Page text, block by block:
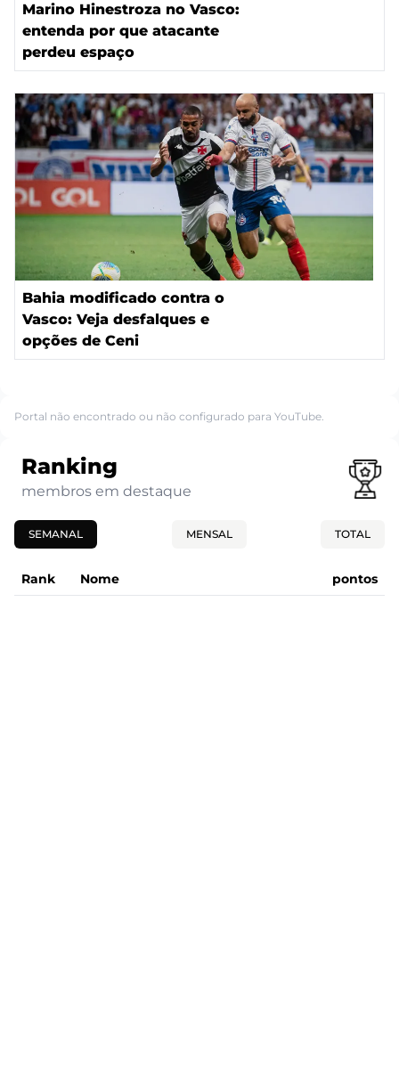
Marino Hinestroza no Vasco:
entenda por que atacante
perdeu espaço
Bahia modificado contra o
Vasco: Veja desfalques e
opções de Ceni
Portal não encontrado ou não configurado para YouTube.
Ranking
membros em destaque
SEMANAL MENSAL TOTAL
Rank Nome pontos